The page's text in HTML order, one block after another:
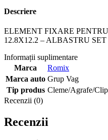
Descriere
ELEMENT FIXARE
12.8X12.2 – ALBASTRU
Informații suplimentare
Marca
Romix
Marca auto Grup Vag
Tip produs Cleme/Agrafe/
Recenzii (0)
Recenzii